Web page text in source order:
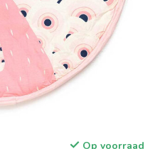
Op voorraad